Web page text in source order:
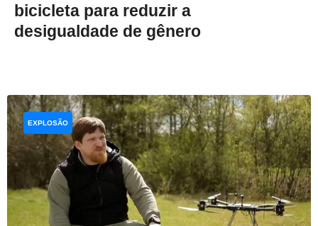
bicicleta para reduzir a
desigualdade de gênero
EXPLOSÃO